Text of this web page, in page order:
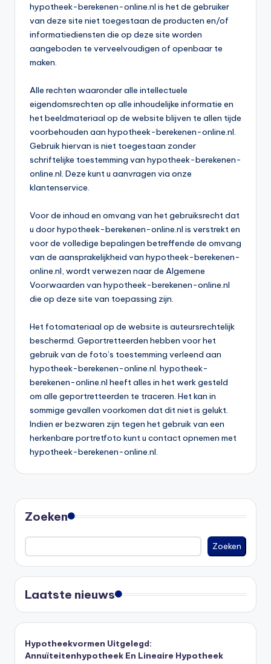
hypotheek-berekenen-online.nl is het de gebruiker
van deze site niet toegestaan de producten en/of
informatiediensten die op deze site worden
aangeboden te verveelvoudigen of openbaar te
maken.
Alle rechten waaronder alle intellectuele
eigendomsrechten op alle inhoudelijke informatie en
het beeldmateriaal op de website blijven te allen tijde
voorbehouden aan hypotheek-berekenen-online.nl.
Gebruik hiervan is niet toegestaan zonder
schriftelijke toestemming van hypotheek-berekenen-
online.nl. Deze kunt u aanvragen via onze
klantenservice.
Voor de inhoud en omvang van het gebruiksrecht dat
u door hypotheek-berekenen-online.nl is verstrekt en
voor de volledige bepalingen betreffende de omvang
van de aansprakelijkheid van hypotheek-berekenen-
online.nl, wordt verwezen naar de Algemene
Voorwaarden van hypotheek-berekenen-online.nl
die op deze site van toepassing zijn.
Het fotomateriaal op de website is auteursrechtelijk
beschermd. Geportretteerden hebben voor het
gebruik van de foto’s toestemming verleend aan
hypotheek-berekenen-online.nl. hypotheek-
berekenen-online.nl heeft alles in het werk gesteld
om alle geportretteerden te traceren. Het kan in
sommige gevallen voorkomen dat dit niet is gelukt.
Indien er bezwaren zijn tegen het gebruik van een
herkenbare portretfoto kunt u contact opnemen met
hypotheek-berekenen-online.nl.
Zoeken
Zoeken
Laatste nieuws
Hypotheekvormen Uitgelegd:
Annuïteitenhypotheek En Lineaire Hypotheek